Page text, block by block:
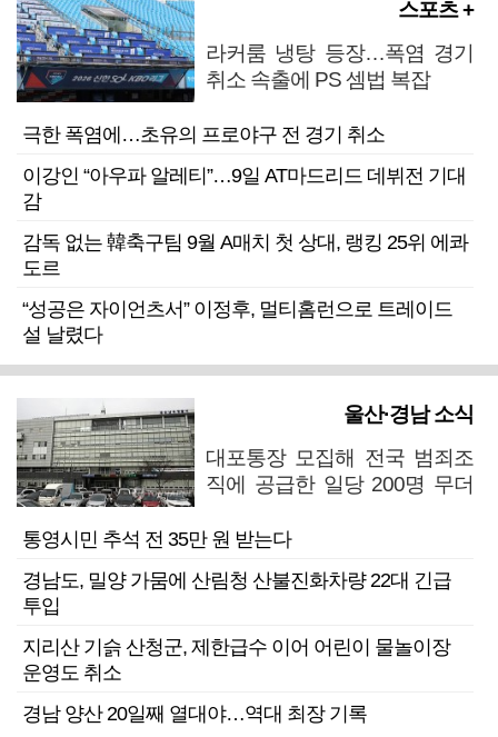
스포츠 +
라커룸 냉탕 등장…폭염 경기
취소 속출에 PS 셈법 복잡
극한 폭염에…초유의 프로야구 전 경기 취소
이강인 “아우파 알레티”…9일 AT마드리드 데뷔전 기대
감
감독 없는 韓축구팀 9월 A매치 첫 상대, 랭킹 25위 에콰
도르
“성공은 자이언츠서” 이정후, 멀티홈런으로 트레이드
설 날렸다
울산·경남 소식
대포통장 모집해 전국 범죄조
직에 공급한 일당 200명 무더
통영시민 추석 전 35만 원 받는다
경남도, 밀양 가뭄에 산림청 산불진화차량 22대 긴급
투입
지리산 기슭 산청군, 제한급수 이어 어린이 물놀이장
운영도 취소
경남 양산 20일째 열대야…역대 최장 기록